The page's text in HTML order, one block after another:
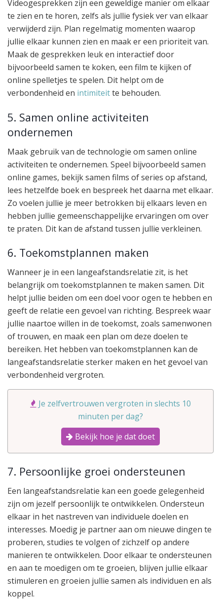
Videogesprekken zijn een geweldige manier om elkaar
te zien en te horen, zelfs als jullie fysiek ver van elkaar
verwijderd zijn. Plan regelmatig momenten waarop
jullie elkaar kunnen zien en maak er een prioriteit van.
Maak de gesprekken leuk en interactief door
bijvoorbeeld samen te koken, een film te kijken of
online spelletjes te spelen. Dit helpt om de
verbondenheid en intimiteitte behouden.
5. Samen online activiteiten
ondernemen
Maak gebruik van de technologie om samen online
activiteiten te ondernemen. Speel bijvoorbeeld samen
online games, bekijk samen films of series op afstand,
lees hetzelfde boek en bespreek het daarna met elkaar.
Zo voelen jullie je meer betrokken bij elkaars leven en
hebben jullie gemeenschappelijke ervaringen om over
te praten. Dit kan de afstand tussen jullie verkleinen.
6. Toekomstplannen maken
Wanneer je in een langeafstandsrelatie zit, is het
belangrijk om toekomstplannen te maken samen. Dit
helpt jullie beiden om een doel voor ogen te hebben en
geeft de relatie een gevoel van richting. Bespreek waar
jullie naartoe willen in de toekomst, zoals samenwonen
of trouwen, en maak een plan om deze doelen te
bereiken. Het hebben van toekomstplannen kan de
langeafstandsrelatie sterker maken en het gevoel van
verbondenheid vergroten.
Je zelfvertrouwen vergroten in slechts 10
minuten per dag?
Bekijk hoe je dat doet
7. Persoonlijke groei ondersteunen
Een langeafstandsrelatie kan een goede gelegenheid
zijn om jezelf persoonlijk te ontwikkelen. Ondersteun
elkaar in het nastreven van individuele doelen en
interesses. Moedig je partner aan om nieuwe dingen te
proberen, studies te volgen of zichzelf op andere
manieren te ontwikkelen. Door elkaar te ondersteunen
en aan te moedigen om te groeien, blijven jullie elkaar
stimuleren en groeien jullie samen als individuen en als
koppel.